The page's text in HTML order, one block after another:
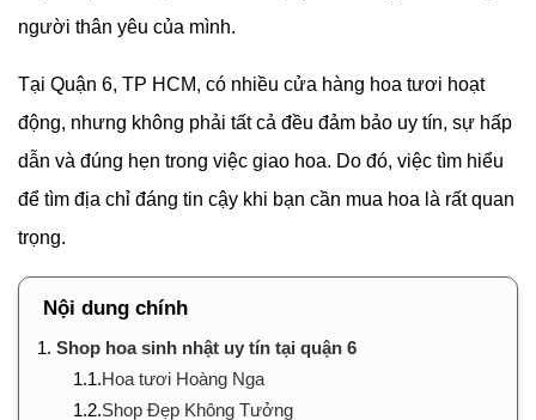
người thân yêu của mình.
Tại Quận 6, TP HCM, có nhiều cửa hàng hoa tươi hoạt
động, nhưng không phải tất cả đều đảm bảo uy tín, sự hấp
dẫn và đúng hẹn trong việc giao hoa. Do đó, việc tìm hiểu
để tìm địa chỉ đáng tin cậy khi bạn cần mua hoa là rất quan
trọng.
Nội dung chính
1. Shop hoa sinh nhật uy tín tại quận 6
1.1.Hoa tươi Hoàng Nga
1.2.Shop Đẹp Không Tưởng